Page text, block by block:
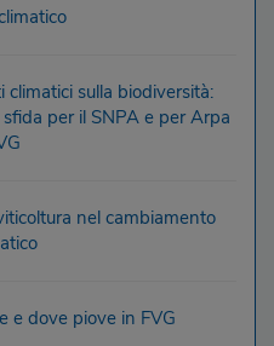
sulla biodiversità:
per il SNPA e per Arpa
nel cambiamento
e dove piove in FVG